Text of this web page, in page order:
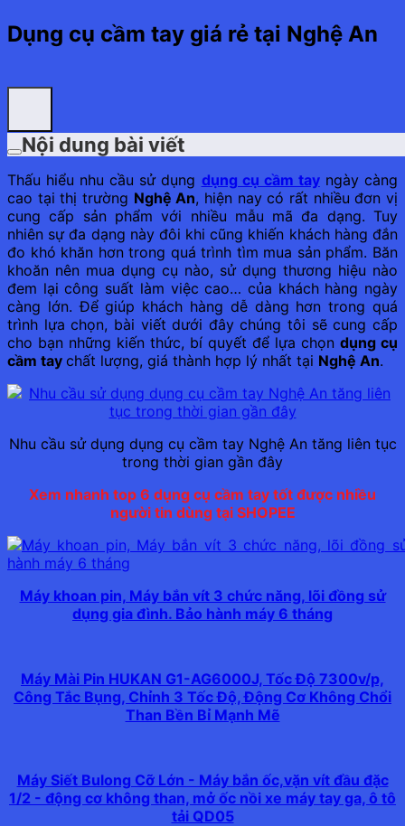
Dụng cụ cầm tay giá rẻ tại Nghệ An
Nội dung bài viết
Thấu hiểu nhu cầu sử dụng dụng cụ cầm tayngày càng
cao tại thị trường Nghệ An, hiện nay có rất nhiều đơn vị
cung cấp sản phẩm với nhiều mẫu mã đa dạng. Tuy
nhiên sự đa dạng này đôi khi cũng khiến khách hàng đắn
đo khó khăn hơn trong quá trình tìm mua sản phẩm. Băn
khoăn nên mua dụng cụ nào, sử dụng thương hiệu nào
đem lại công suất làm việc cao… của khách hàng ngày
càng lớn. Để giúp khách hàng dễ dàng hơn trong quá
trình lựa chọn, bài viết dưới đây chúng tôi sẽ cung cấp
cho bạn những kiến thức, bí quyết để lựa chọn dụng cụ
cầm tay chất lượng, giá thành hợp lý nhất tại Nghệ An.
Nhu cầu sử dụng dụng cụ cầm tay Nghệ An tăng liên tục
trong thời gian gần đây
Xem nhanh top 6 dụng cụ cầm tay tốt được nhiều
người tin dùng tại SHOPEE
Máy khoan pin, Máy bắn vít 3 chức năng, lõi đồng sử
dụng gia đình. Bảo hành máy 6 tháng
Máy Mài Pin HUKAN G1-AG6000J, Tốc Độ 7300v/p,
Công Tắc Bụng, Chỉnh 3 Tốc Độ, Động Cơ Không Chổi
Than Bền Bỉ Mạnh Mẽ
Máy Siết Bulong Cỡ Lớn - Máy bắn ốc,vặn vít đầu đặc
1/2 - động cơ không than, mở ốc nồi xe máy tay ga, ô tô
tải QD05